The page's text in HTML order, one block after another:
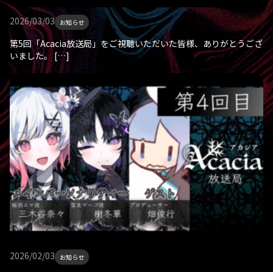
2026/03/03 お知らせ
第5回「Acacia放送局」をご視聴いただいた皆様、ありがとうござ
いました。 […]
2026/02/03 お知らせ